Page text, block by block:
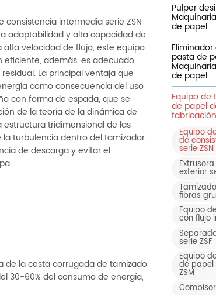
consistencia intermedia serie ZSN
adaptabilidad y alta capacidad de
alta velocidad de flujo, este equipo
además, es adecuado
La principal ventaja que
como consecuencia del uso
con forma de espada, que se
de la teoría de la dinámica de
estructura tridimensional de las
turbulencia dentro del tamizador
de descarga y evitar el
de la cesta corrugada de tamizado
30-60% del consumo de energía,
Pulper
de papel
pasta de
de papel
Equipo
de papel
Equipo
de
serie ZSN
exterior
fibras
Equipo
con flujo
serie ZSF
Equipo
de papel
ZSM